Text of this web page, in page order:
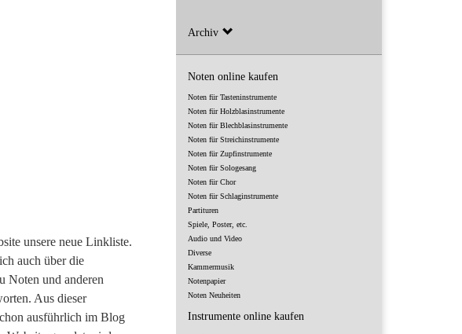
unsere neue Linkliste.
auch über die
Noten und anderen
Aus dieser
ausführlich im Blog
Archiv
Noten online kaufen
Noten für Tasteninstrumente
Noten für Holzblasinstrumente
Noten für Blechblasinstrumente
Noten für Streichinstrumente
Noten für Zupfinstrumente
Noten für Sologesang
Noten für Chor
Noten für Schlaginstrumente
Partituren
Spiele, Poster, etc.
Audio und Video
Diverse
Kammermusik
Notenpapier
Noten Neuheiten
Instrumente online kaufen